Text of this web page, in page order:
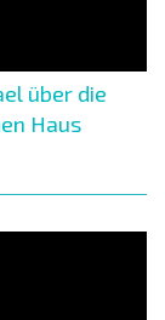
über die
Haus